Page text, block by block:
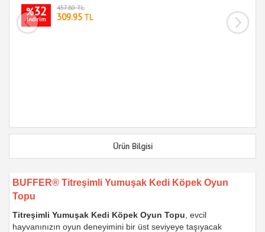
%32
indirim
457.80 TL
309.95 TL
Ürün Bilgisi
BUFFER® Titreşimli Yumuşak Kedi Köpek Oyun
Topu
Titreşimli Yumuşak Kedi Köpek Oyun Topu , evcil
hayvanınızın oyun deneyimini bir üst seviyeye taşıyacak